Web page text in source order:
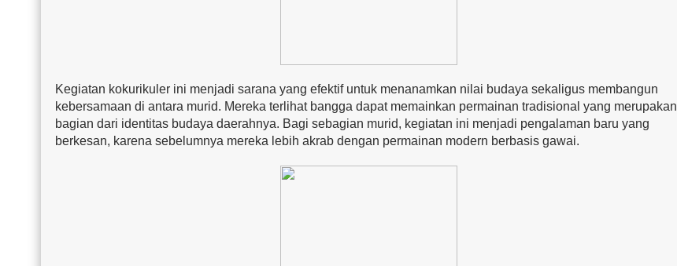
Kegiatan kokurikuler ini menjadi sarana yang efektif untuk menanamkan nilai budaya sekaligus membangun
kebersamaan di antara murid. Mereka terlihat bangga dapat memainkan permainan tradisional yang merupakan
bagian dari identitas budaya daerahnya. Bagi sebagian murid, kegiatan ini menjadi pengalaman baru yang
berkesan, karena sebelumnya mereka lebih akrab dengan permainan modern berbasis gawai.